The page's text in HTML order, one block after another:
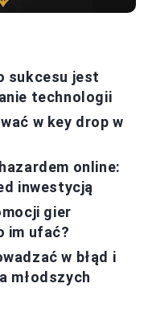
sukcesu jest
technologii
w key drop w
online:
inwestycją
gier
im ufać?
w błąd i
młodszych